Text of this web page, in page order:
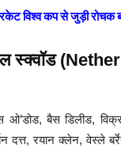
विश्व कप से जुड़ी रोचक
स्क्वॉड
बैस डिलीड,
रयान क्लेन, वेस्ले